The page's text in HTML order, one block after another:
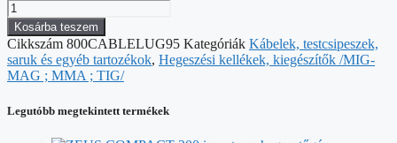
Kosárba teszem
Cikkszám 800CABLELUG95 Kategóriák Kábelek, testcsipeszek,
saruk és egyéb tartozékok, Hegeszési kellékek, kiegészítők /MIG-
MAG ; MMA ; TIG/
Legutóbb megtekintett termékek